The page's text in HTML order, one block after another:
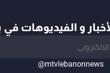
و الفيديوهات في
@mtvlebanonnews